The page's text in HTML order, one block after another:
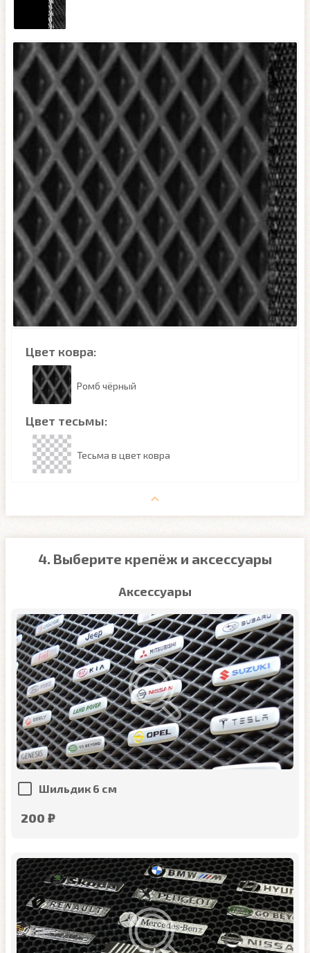
Цвет ковра:
Ромб чёрный
Цвет тесьмы:
Тесьма в цвет ковра
4. Выберите крепёж и аксессуары
Аксессуары
Шильдик 6 см
200 ₽